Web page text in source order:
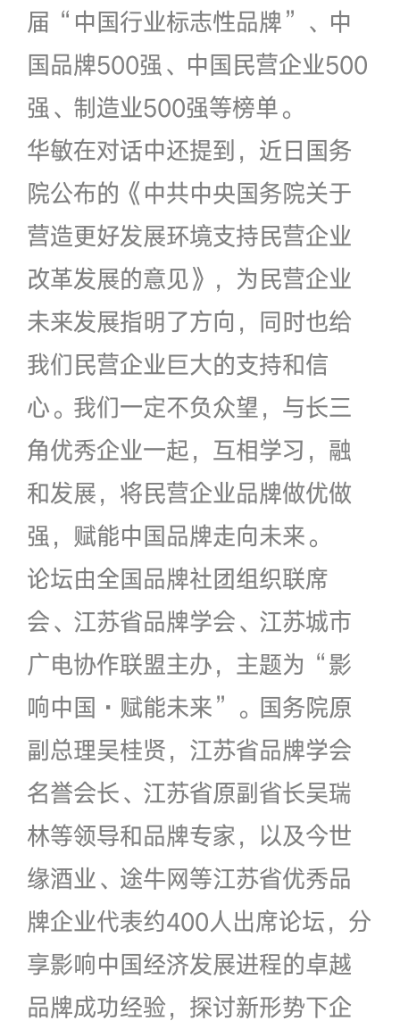
届“中国行业标志性品牌”、中
国品牌500强、中国民营企业500
强、制造业500强等榜单。
华敏在对话中还提到，近日国务
院公布的《中共中央国务院关于
营造更好发展环境支持民营企业
改革发展的意见》，为民营企业
未来发展指明了方向，同时也给
我们民营企业巨大的支持和信
心。我们一定不负众望，与长三
角优秀企业一起，互相学习，融
和发展，将民营企业品牌做优做
强，赋能中国品牌走向未来。
论坛由全国品牌社团组织联席
会、江苏省品牌学会、江苏城市
广电协作联盟主办，主题为“影
响中国·赋能未来”。国务院原
副总理吴桂贤，江苏省品牌学会
名誉会长、江苏省原副省长吴瑞
林等领导和品牌专家，以及今世
缘酒业、途牛网等江苏省优秀品
牌企业代表约400人出席论坛，分
享影响中国经济发展进程的卓越
品牌成功经验，探讨新形势下企